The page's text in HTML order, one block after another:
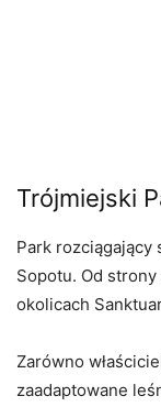
Trójmiejski
Park rozciągający
Sopotu. Od
okolicach
Zarówno
zaadaptowane